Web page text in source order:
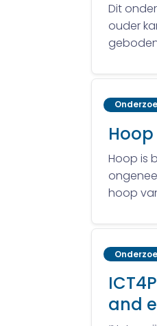
Dit
ouder
Hoop is
hoop
and